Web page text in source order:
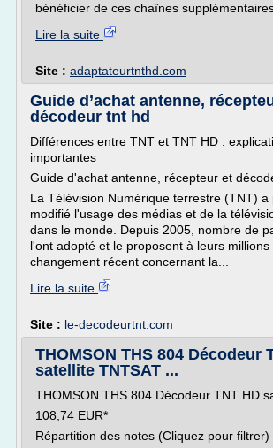
bénéficier de ces chaînes
Lire la suite
Site : adaptateurtnthd.com
Guide d’achat antenne,
décodeur tnt hd
Différences entre TNT et TNT HD :
importantes
Guide d'achat antenne, récepteur et
La Télévision Numérique terrestre (TNT) a
modifié l'usage des médias et de la
dans le monde. Depuis 2005, nombre de
l'ont adopté et le proposent à leurs
changement récent concernant la...
Lire la suite
Site : le-decodeurtnt.com
THOMSON THS 804 Décodeur
satellite TNTSAT ...
THOMSON THS 804 Décodeur TNT HD
108,74 EUR*
Répartition des notes (Cliquez pour filtrer)